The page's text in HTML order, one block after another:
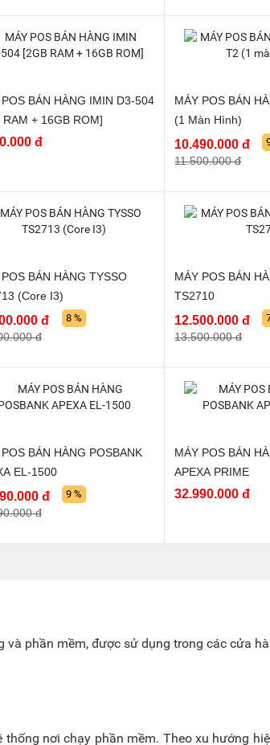
BÁN HÀNG IMIN D3-504
RAM + 16GB ROM]
đ
MÁY POS BÁN
(1 Màn Hình)
10.490.000 đ
11.500.000 đ
BÁN HÀNG TYSSO
(Core I3)
đ
đ
8 %
MÁY POS BÁN
TS2710
12.500.000 đ
13.500.000 đ
BÁN HÀNG POSBANK
EL-1500
đ
đ
9 %
MÁY POS BÁN
APEXA PRIME
32.990.000 đ
phần mềm, được sử dụng trong các cửa
nơi chạy phần mềm. Theo xu hướng